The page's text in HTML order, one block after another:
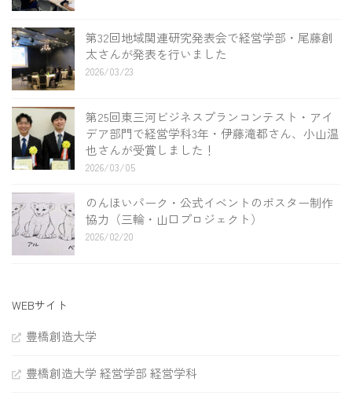
第32回地域関連研究発表会で経営学部・尾藤創
太さんが発表を行いました
2026/03/23
第25回東三河ビジネスプランコンテスト・アイ
デア部門で経営学科3年・伊藤滝都さん、小山温
也さんが受賞しました！
2026/03/05
のんほいパーク・公式イベントのポスター制作
協力（三輪・山口プロジェクト）
2026/02/20
WEBサイト
豊橋創造大学
豊橋創造大学 経営学部 経営学科